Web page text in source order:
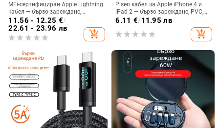
MFi-сертифициран Apple Lightning
кабел — бързо зареждане,
максимум 2.4A, TPE материал
11.56 - 12.25 €/
22.61 - 23.96 лв
add_shopping_cart
Pisen кабел за Apple iPhone 4 и
iPad 2 — бързо зареждане, PVC,
конектор с един накрайник
6.11 €/11.95 лв
add_shopping_cart